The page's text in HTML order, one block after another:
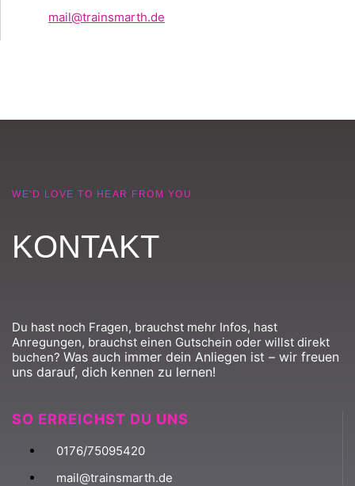
mail@trainsmarth.de
WE'D LOVE TO HEAR FROM YOU
KONTAKT
Du hast noch Fragen, brauchst mehr Infos, hast
Anregungen, brauchst einen Gutschein oder willst direkt
buchen? Was auch immer dein Anliegen ist – wir freuen
uns darauf, dich kennen zu lernen!
SO ERREICHST DU UNS
0176/75095420
mail@trainsmarth.de